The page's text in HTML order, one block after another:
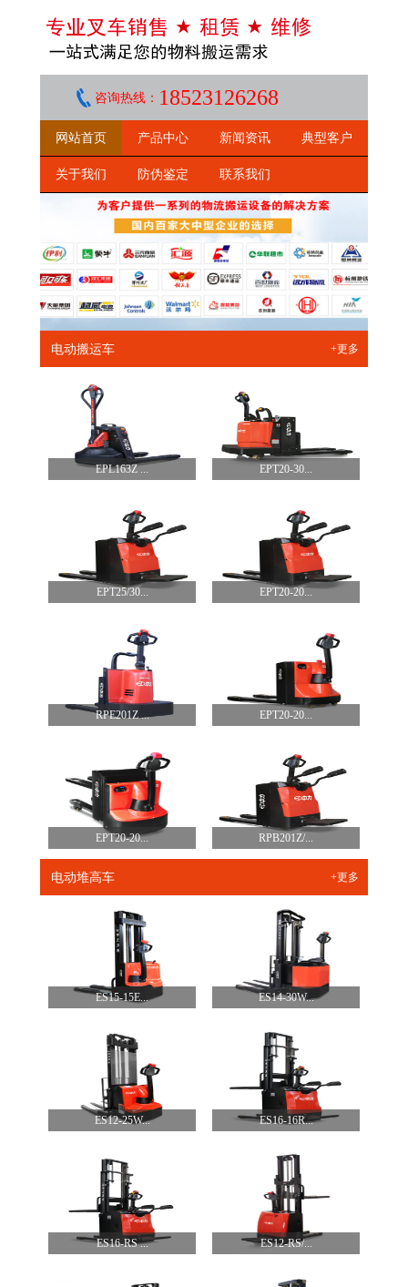
咨询热线： 18523126268
网站首页 产品中心 新闻资讯 典型客户
关于我们 防伪鉴定 联系我们
电动搬运车 +更多
EPL163Z ... EPT20-30...
EPT25/30... EPT20-20...
RPE201Z ... EPT20-20...
EPT20-20... RPB201Z/...
电动堆高车 +更多
ES15-15E... ES14-30W...
ES12-25W... ES16-16R...
ES16-RS ... ES12-RS/...